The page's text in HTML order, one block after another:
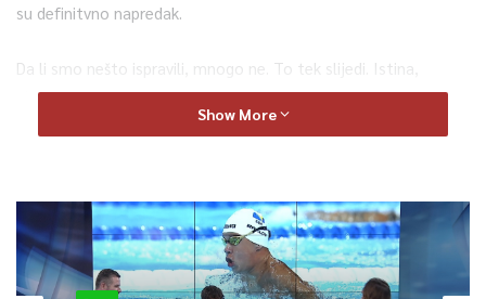
su definitvno napredak.
Da li smo nešto ispravili, mnogo ne. To tek slijedi. Istina,
ukazivali smo na nepravilnosti i neke uspjeli ispraviti.
Show More